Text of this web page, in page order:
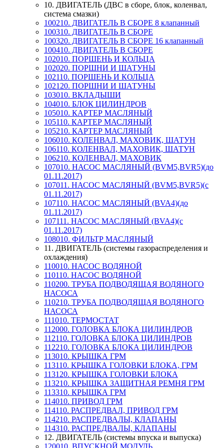
10. ДВИГАТЕЛЬ (ДВС в сборе, блок, коленвал,
система смазки)
100210. ДВИГАТЕЛЬ В СБОРЕ 8 клапанный
100310. ДВИГАТЕЛЬ В СБОРЕ
100320. ДВИГАТЕЛЬ В СБОРЕ 16 клапанный
100410. ДВИГАТЕЛЬ В СБОРЕ
102010. ПОРШЕНЬ И КОЛЬЦА
102020. ПОРШНИ И ШАТУНЫ
102110. ПОРШЕНЬ И КОЛЬЦА
102120. ПОРШНИ И ШАТУНЫ
103010. ВКЛАДЫШИ
104010. БЛОК ЦИЛИНДРОВ
105010. КАРТЕР МАСЛЯНЫЙ
105110. КАРТЕР МАСЛЯНЫЙ
105210. КАРТЕР МАСЛЯНЫЙ
106010. КОЛЕНВАЛ, МАХОВИК, ШАТУН
106110. КОЛЕНВАЛ, МАХОВИК, ШАТУН
106210. КОЛЕНВАЛ, МАХОВИК
107010. НАСОС МАСЛЯНЫЙ (BVM5,BVR5)(до
01.11.2017)
107011. НАСОС МАСЛЯНЫЙ (BVM5,BVR5)(с
01.11.2017)
107110. НАСОС МАСЛЯНЫЙ (BVA4)(до
01.11.2017)
107111. НАСОС МАСЛЯНЫЙ (BVA4)(с
01.11.2017)
108010. ФИЛЬТР МАСЛЯНЫЙ
11. ДВИГАТЕЛЬ (системы газораспределения и
охлаждения)
110010. НАСОС ВОДЯНОЙ
110110. НАСОС ВОДЯНОЙ
110200. ТРУБА ПОДВОДЯЩАЯ ВОДЯНОГО
НАСОСА
110210. ТРУБА ПОДВОДЯЩАЯ ВОДЯНОГО
НАСОСА
111010. ТЕРМОСТАТ
112000. ГОЛОВКА БЛОКА ЦИЛИНДРОВ
112110. ГОЛОВКА БЛОКА ЦИЛИНДРОВ
112210. ГОЛОВКА БЛОКА ЦИЛИНДРОВ
113010. КРЫШКА ГРМ
113110. КРЫШКА ГОЛОВКИ БЛОКА, ГРМ
113120. КРЫШКА ГОЛОВКИ БЛОКА
113210. КРЫШКА ЗАЩИТНАЯ РЕМНЯ ГРМ
113310. КРЫШКА ГРМ
114010. ПРИВОД ГРМ
114110. РАСПРЕДВАЛ, ПРИВОД ГРМ
114210. РАСПРЕДВАЛЫ, КЛАПАНЫ
114310. РАСПРЕДВАЛЫ, КЛАПАНЫ
12. ДВИГАТЕЛЬ (системы впуска и выпуска)